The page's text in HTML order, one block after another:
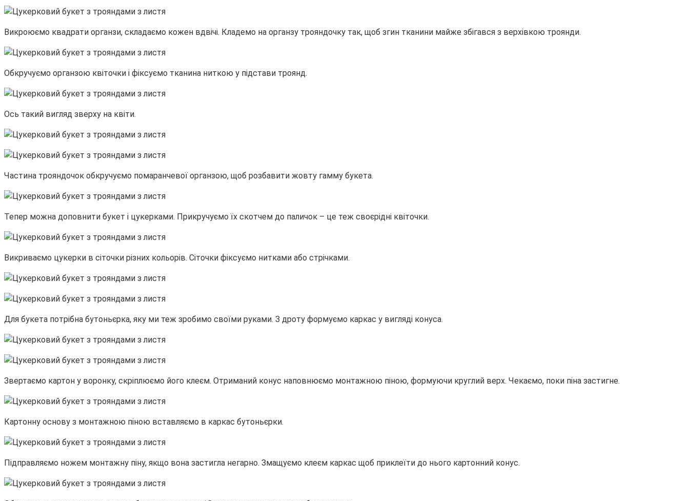
Викроюємо квадрати органзи, складаємо кожен вдвічі. Кладемо на органзу трояндочку так, щоб згин тканини майже збігався з верхівкою троянди.
Обкручуємо органзою квіточки і фіксуємо тканина ниткою у підстави троянд.
Ось такий вигляд зверху на квіти.
Частина трояндочок обкручуємо помаранчевої органзою, щоб розбавити жовту гамму букета.
Тепер можна доповнити букет і цукерками. Прикручуємо їх скотчем до паличок – це теж своєрідні квіточки.
Викриваємо цукерки в сіточки різних кольорів. Сіточки фіксуємо нитками або стрічками.
Для букета потрібна бутоньєрка, яку ми теж зробимо своїми руками. З дроту формуємо каркас у вигляді конуса.
Звертаємо картон у воронку, скріплюємо його клеєм. Отриманий конус наповнюємо монтажною піною, формуючи круглий верх. Чекаємо, поки піна застигне.
Картонну основу з монтажною піною вставляємо в каркас бутоньєрки.
Підправляємо ножем монтажну піну, якщо вона застигла негарно. Змащуємо клеєм каркас щоб приклеїти до нього картонний конус.